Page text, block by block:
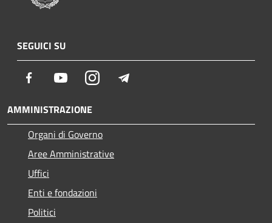
SEGUICI SU
Facebook YoutubeInstagram
AMMINISTRAZIONE
Organi di Governo
Aree Amministrative
Uffici
Enti e fondazioni
Politici